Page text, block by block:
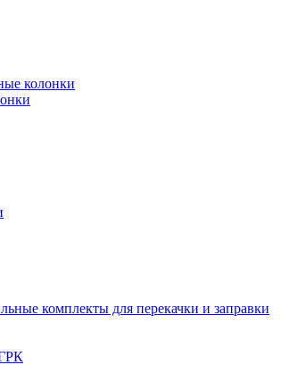
колонки
комплекты для перекачки и заправки